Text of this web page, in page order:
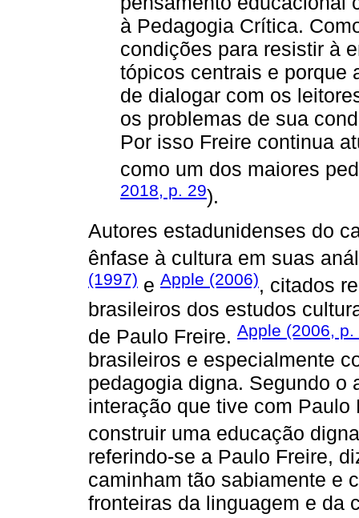
à Pedagogia Crítica.
condições para resistir à
tópicos centrais e porque
de dialogar com os
os problemas de sua
Por isso Freire continua
como um dos maiores
2018, p. 29).
Autores estadunidenses do
ênfase à cultura em suas
(1997) e Apple (2006), citados
brasileiros dos estudos
de Paulo Freire. Apple (2006, p.
brasileiros e especialmente
pedagogia digna. Segundo o
interação que tive com
construir uma educação
referindo-se a Paulo Freire,
caminham tão sabiamente e
fronteiras da linguagem e da